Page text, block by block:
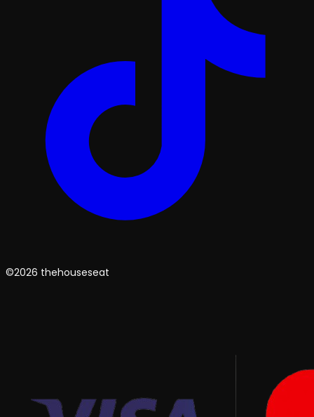
©2026 thehouseseat